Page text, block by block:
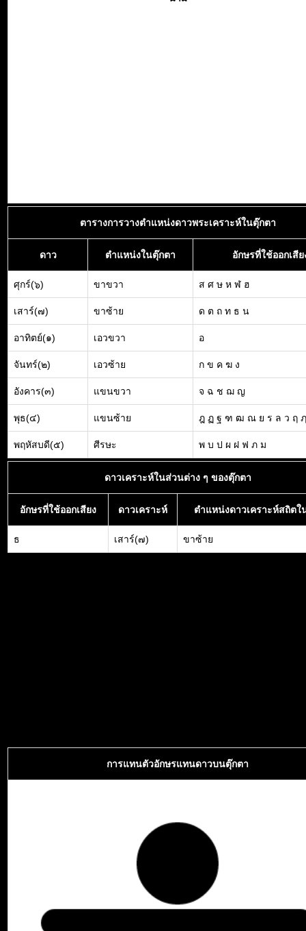
ตารางการวางตำแหน่งดาวพระเคราะห์ในตุ๊กตา
ดาว ตำแหน่งในตุ๊กตา อักษรที่ใช้ออกเสีย
ศุกร์(๖) ขาขวา ส ศ ษ ห ฬ ฮ
เสาร์(๗) ขาซ้าย ด ต ถ ท ธ น
อาทิตย์(๑) เอวขวา อ
จันทร์(๒) เอวซ้าย ก ข ค ฆ ง
อังคาร(๓) แขนขวา จ ฉ ช ฌ ญ
พุธ(๔) แขนซ้าย ฎ ฏ ฐ ฑ ฒ ณ ย ร ล ว ฤ ฦ
พฤหัสบดี(๕) ศีรษะ พ บ ป ผ ฝ ฟ ภ ม
ดาวเคราะห์ในส่วนต่าง ๆ ของตุ๊กตา
อักษรที่ใช้ออกเสียง ดาวเคราะห์ ตำแหน่งดาวเคราะห์สถิตใ
ธ เสาร์(๗) ขาซ้าย
การแทนตัวอักษรแทนดาวบนตุ๊กตา